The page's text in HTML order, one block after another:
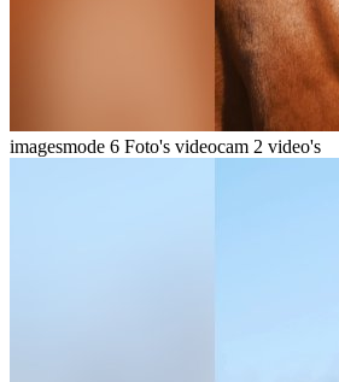
imagesmode 6 Foto's videocam 2 video's